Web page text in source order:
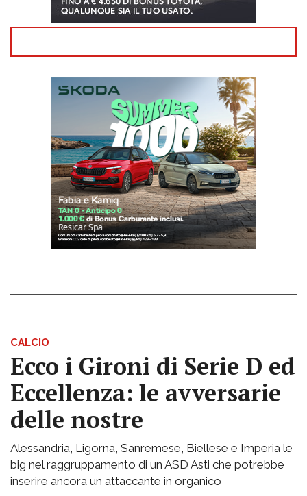
CALCIO
Ecco i Gironi di Serie D ed
Eccellenza: le avversarie
delle nostre
Alessandria, Ligorna, Sanremese, Biellese e Imperia le
big nel raggruppamento di un ASD Asti che potrebbe
inserire ancora un attaccante in organico